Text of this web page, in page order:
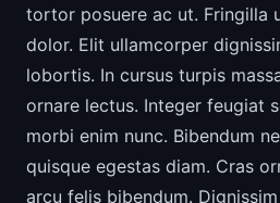
tortor posuere ac ut. Fringilla
dolor. Elit ullamcorper
lobortis. In cursus turpis
ornare lectus. Integer feugiat
morbi enim nunc. Bibendum
quisque egestas diam. Cras
arcu felis bibendum.